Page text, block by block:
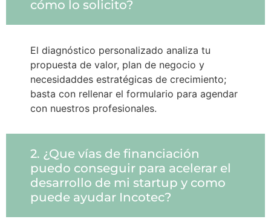
cómo lo solicito?
El diagnóstico personalizado analiza tu
propuesta de valor, plan de negocio y
necesidaddes estratégicas de crecimiento;
basta con rellenar el formulario para agendar
con nuestros profesionales.
2. ¿Que vías de financiación
puedo conseguir para acelerar el
desarrollo de mi startup y como
puede ayudar Incotec?